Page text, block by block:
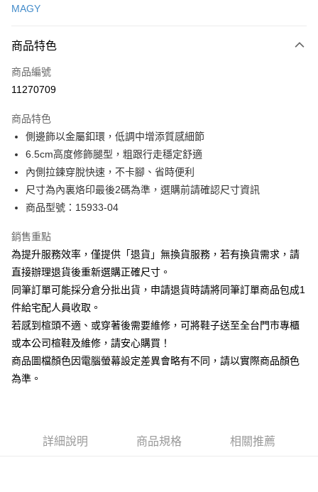
3 期 0 利率 每期
合作金庫商業銀行
上海商業儲蓄銀行
臺灣中小企業銀行
匯豐（台灣）商業銀行
華泰商業銀行
聯邦商業銀行
遠東國際商業銀行
元大商業銀行
永豐商業銀行
玉山商業銀行
星展（台灣）商業銀行
台灣樂天信用卡公司
合作金庫商業銀行
上海商業儲蓄銀行
國泰世華商業銀行
兆豐國際商業銀行
匯豐（台灣）商業銀行
華泰商業銀行
聯邦商業銀行
遠東國際商業銀行
元大商業銀行
永豐商業銀行
玉山商業銀行
台灣樂天信用卡公司
LINE Pay
Apple Pay
街口支付
悠遊付
Google Pay
相關說明
【大哥付你分期使用說明】
1.本服務由台灣大哥大提供，台灣大哥大用戶可立即使用無須另外申請。
流程，驗證手機門號後，選擇欲分期的期數、繳款截止日，確認付款後即完
成交易。
3.實際核准額度、可分期數及費用金額請依後續交易確認頁面所載為準。
4.訂單成立30分鐘內，如未前往確認交易或遇審核未通過，訂單將自動取
消。如遇「轉專審核」未通過狀況，表示未達大哥付你分期系統評分，恕無
法說明評估內容。
1.分期款項不併入電信帳單，「大哥付你分期」於每月結算日後寄送繳費提
【注意事項】
AFTEE先享後付
相關說明
AFTEE先享後付是「在收到商品之後才付款」的支付方式。 讓您購物簡單
便利好安心！
１．簡單：不需註冊會員、不需綁卡、不需儲值。
２．便利：只要手機號碼，簡訊認證，即可結帳。
３．安心：先確認商品／服務後，再付款。
３．收到繳費通知簡訊後14天內，點擊此簡訊中的連結，可透過四大超商／
ATM付款
運送方式
宅配
免運費
MAGY
商品特色
商品編號
11270709
商品特色
側邊飾以金屬釦環，低調中增添質感細節
6.5cm高度修飾腿型，粗跟行走穩定舒適
內側拉鍊穿脫快速，不卡腳、省時便利
尺寸為內裏烙印最後2碼為準，選購前請確認尺寸資訊
商品型號：15933-04
銷售重點
為提升服務效率，僅提供「退貨」無換貨服務，若有換貨需求，請
直接辦理退貨後重新選購正確尺寸。
同筆訂單可能採分倉分批出貨，申請退貨時請將同筆訂單商品包成1
件給宅配人員收取。
若感到楦頭不適、或穿著後需要維修，可將鞋子送至全台門市專櫃
或本公司楦鞋及維修，請安心購買！
商品圖檔顏色因電腦螢幕設定差異會略有不同，請以實際商品顏色
為準。
詳細說明 商品規格 相關推薦